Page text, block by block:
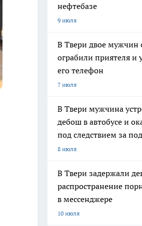
нефтебазе
9 июля
В Твери двое мужчин
ограбили приятеля и
его телефон
7 июля
В Твери мужчина
дебош в автобусе и
под следствием за
8 июля
В Твери задержали
распространение
в мессенджере
10 июля